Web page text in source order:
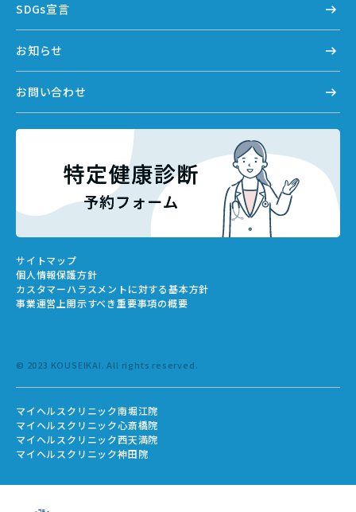
SDGs宣言
お知らせ
お問い合わせ
サイトマップ
個人情報保護方針
カスタマーハラスメントに対する基本方針
事業運営上開示すべき重要事項の概要
© 2023 KOUSEIKAI. All rights reserved.
マイヘルスクリニック南堀江院
マイヘルスクリニック心斎橋院
マイヘルスクリニック西天満院
マイヘルスクリニック神田院